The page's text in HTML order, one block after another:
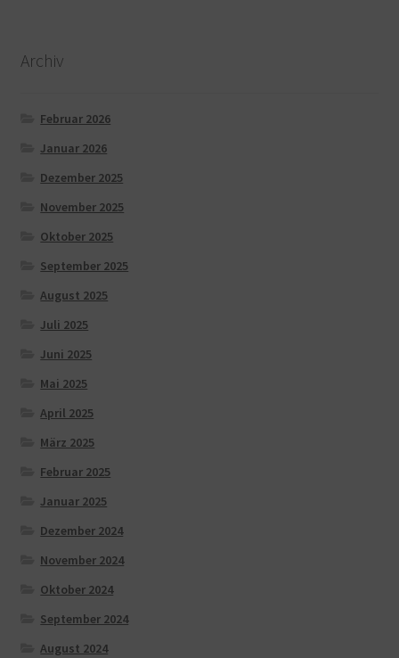
Archiv
Februar 2026
Januar 2026
Dezember 2025
November 2025
Oktober 2025
September 2025
August 2025
Juli 2025
Juni 2025
Mai 2025
April 2025
März 2025
Februar 2025
Januar 2025
Dezember 2024
November 2024
Oktober 2024
September 2024
August 2024